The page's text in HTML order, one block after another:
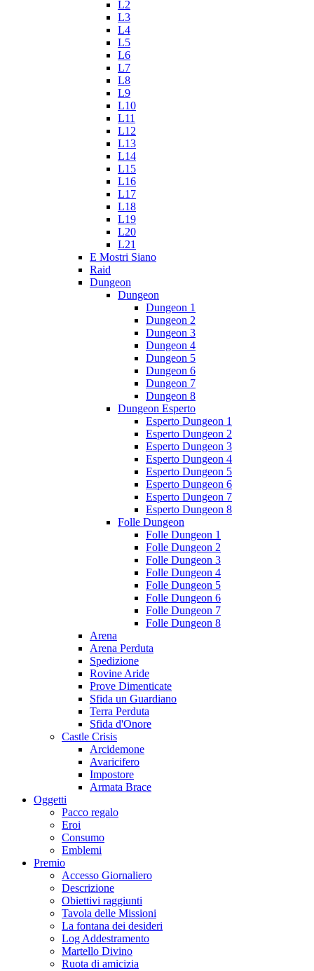
L2
L3
L4
L5
L6
L7
L8
L9
L10
L11
L12
L13
L14
L15
L16
L17
L18
L19
L20
L21
E Mostri Siano
Raid
Dungeon
Dungeon
Dungeon 1
Dungeon 2
Dungeon 3
Dungeon 4
Dungeon 5
Dungeon 6
Dungeon 7
Dungeon 8
Dungeon Esperto
Esperto Dungeon 1
Esperto Dungeon 2
Esperto Dungeon 3
Esperto Dungeon 4
Esperto Dungeon 5
Esperto Dungeon 6
Esperto Dungeon 7
Esperto Dungeon 8
Folle Dungeon
Folle Dungeon 1
Folle Dungeon 2
Folle Dungeon 3
Folle Dungeon 4
Folle Dungeon 5
Folle Dungeon 6
Folle Dungeon 7
Folle Dungeon 8
Arena
Arena Perduta
Spedizione
Rovine Aride
Prove Dimenticate
Sfida un Guardiano
Terra Perduta
Sfida d'Onore
Castle Crisis
Arcidemone
Avaricifero
Impostore
Armata Brace
Oggetti
Pacco regalo
Eroi
Consumo
Emblemi
Premio
Accesso Giornaliero
Descrizione
Obiettivi raggiunti
Tavola delle Missioni
La fontana dei desideri
Log Addestramento
Martello Divino
Ruota di amicizia